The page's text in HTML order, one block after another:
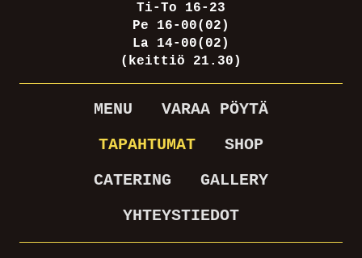
Ti-To 16-23
Pe 16-00(02)
La 14-00(02)
(keittiö 21.30)
MENU
VARAA PÖYTÄ
TAPAHTUMAT
SHOP
CATERING
GALLERY
YHTEYSTIEDOT